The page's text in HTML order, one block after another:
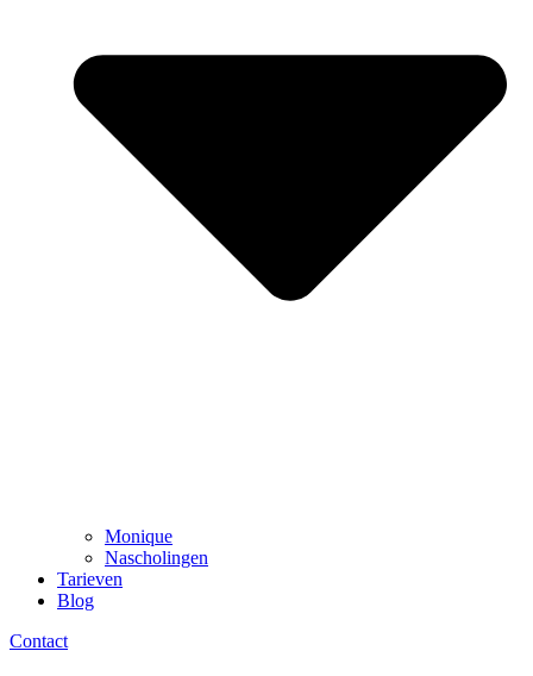
Monique
Nascholingen
Tarieven
Blog
Contact